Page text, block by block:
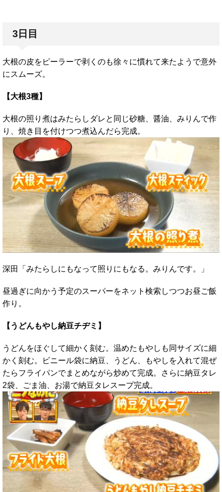
3日目
大根の皮をピーラーで剥くのも徐々に慣れて来たようで意外
にスムーズ。
【大根3種】
大根の照り煮はみたらしダレと同じ砂糖、醤油、みりんで作
り、焼き目を付けつつ煮込んだら完成。
深田「みたらしにもなって照りにもなる。みりんです。」
昼過ぎに向かう予定のスーパーをネット検索しつつお昼ご飯
作り。
【うどんもやし納豆チヂミ】
うどんをほぐして細かく刻む。温めたもやしも同サイズに細
かく刻む。ビニール袋に納豆、うどん、もやしを入れて混ぜ
たらフライパンでまとめながら炒めて完成。さらに納豆タレ
2袋、ごま油、お湯で納豆タレスープ完成。